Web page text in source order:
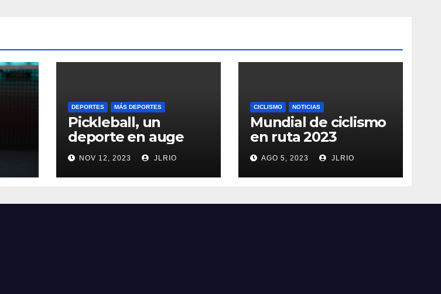
DEPORTES MÁS DEPORTES
Pickleball, un
deporte en auge
NOV 12, 2023 JLRIO
CICLISMO NOTICIAS
Mundial de ciclismo
en ruta 2023
AGO 5, 2023 JLRIO